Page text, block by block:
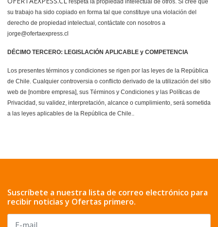
respeta la propiedad intelectual de otros. Si cree que
su trabajo ha sido copiado en forma tal que constituye una violación del
derecho de propiedad intelectual, contáctate con nosotros a
jorge@ofertaexpress.cl
DÉCIMO TERCERO: LEGISLACIÓN APLICABLE y COMPETENCIA
Los presentes términos y condiciones se rigen por las leyes de la República
de Chile. Cualquier controversia o conflicto derivado de la utilización del sitio
web de [nombre empresa], sus Términos y Condiciones y las Políticas de
Privacidad, su validez, interpretación, alcance o cumplimiento, será sometida
a las leyes aplicables de la República de Chile..
Suscríbete a nuestra lista de correo electrónico para
recibir noticias y Ofertas primero.